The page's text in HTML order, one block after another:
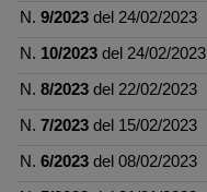
N. 9/2023 del 24/02/2023
N. 10/2023 del 24/02/2023
N. 8/2023 del 22/02/2023
N. 7/2023 del 15/02/2023
N. 6/2023 del 08/02/2023